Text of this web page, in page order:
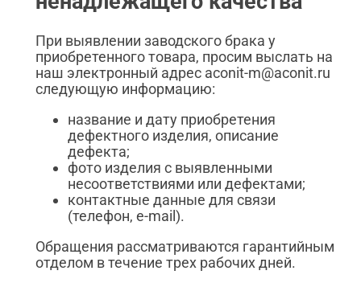
При выявлении заводского брака у
приобретенного товара, просим выслать на
наш электронный адрес aconit-m@aconit.ru
следующую информацию:
название и дату приобретения
дефектного изделия, описание
дефекта;
фото изделия с выявленными
несоответствиями или дефектами;
контактные данные для связи
(телефон, e-mail).
Обращения рассматриваются гарантийным
отделом в течение трех рабочих дней.